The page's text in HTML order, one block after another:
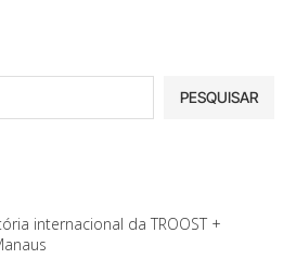
PESQUISAR
internacional da TROOST +